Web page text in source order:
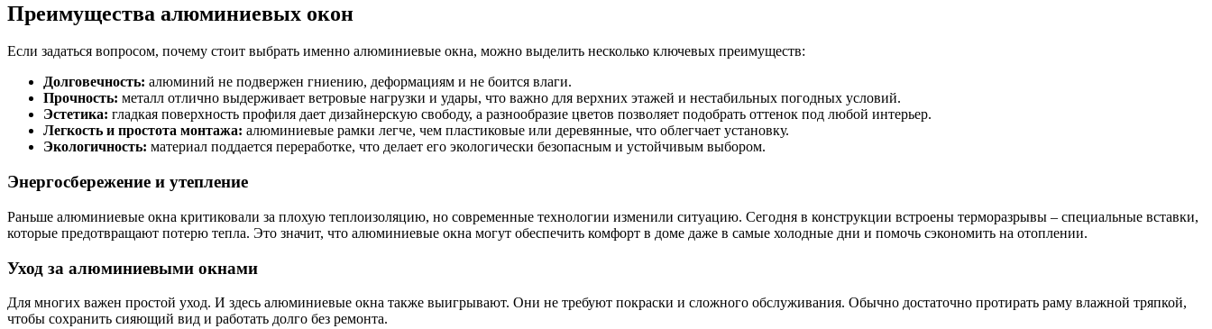
Преимущества алюминиевых окон
Если задаться вопросом, почему стоит выбрать именно алюминиевые окна, можно выделить несколько ключевых преимуществ:
Долговечность: алюминий не подвержен гниению, деформациям и не боится влаги.
Прочность: металл отлично выдерживает ветровые нагрузки и удары, что важно для верхних этажей и нестабильных погодных условий.
Эстетика: гладкая поверхность профиля дает дизайнерскую свободу, а разнообразие цветов позволяет подобрать оттенок под любой интерьер.
Легкость и простота монтажа: алюминиевые рамки легче, чем пластиковые или деревянные, что облегчает установку.
Экологичность: материал поддается переработке, что делает его экологически безопасным и устойчивым выбором.
Энергосбережение и утепление
Раньше алюминиевые окна критиковали за плохую теплоизоляцию, но современные технологии изменили ситуацию. Сегодня в конструкции встроены терморазрывы – специальные вставки,
которые предотвращают потерю тепла. Это значит, что алюминиевые окна могут обеспечить комфорт в доме даже в самые холодные дни и помочь сэкономить на отоплении.
Уход за алюминиевыми окнами
Для многих важен простой уход. И здесь алюминиевые окна также выигрывают. Они не требуют покраски и сложного обслуживания. Обычно достаточно протирать раму влажной тряпкой,
чтобы сохранить сияющий вид и работать долго без ремонта.